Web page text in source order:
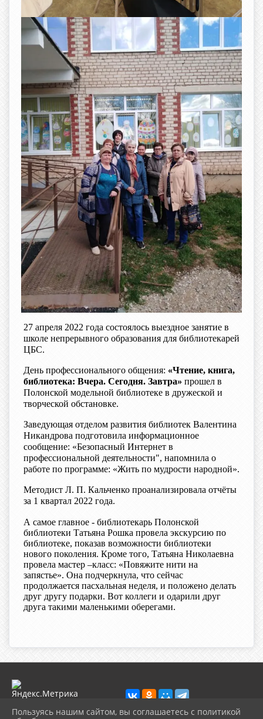
27 апреля 2022 года состоялось выездное занятие в
школе непрерывного образования для библиотекарей
ЦБС.
День профессионального общения: «Чтение, книга,
библиотека: Вчера. Сегодня. Завтра» прошел в
Полонской модельной библиотеке в дружеской и
творческой обстановке.
Заведующая отделом развития библиотек Валентина
Никандрова подготовила информационное
сообщение: «Безопасный Интернет в
профессиональной деятельности", напомнила о
работе по программе: «Жить по мудрости народной».
Методист Л. П. Кальченко проанализировала отчёты
за 1 квартал 2022 года.
А самое главное - библиотекарь Полонской
библиотеки Татьяна Рошка провела экскурсию по
библиотеке, показав возможности библиотеки
нового поколения. Кроме того, Татьяна Николаевна
провела мастер –класс: «Повяжите нити на
запястье». Она подчеркнула, что сейчас
продолжается пасхальная неделя, и положено делать
друг другу подарки. Вот коллеги и одарили друг
друга такими маленькими оберегами.
Пользуясь нашим сайтом, вы соглашаетесь с политикой